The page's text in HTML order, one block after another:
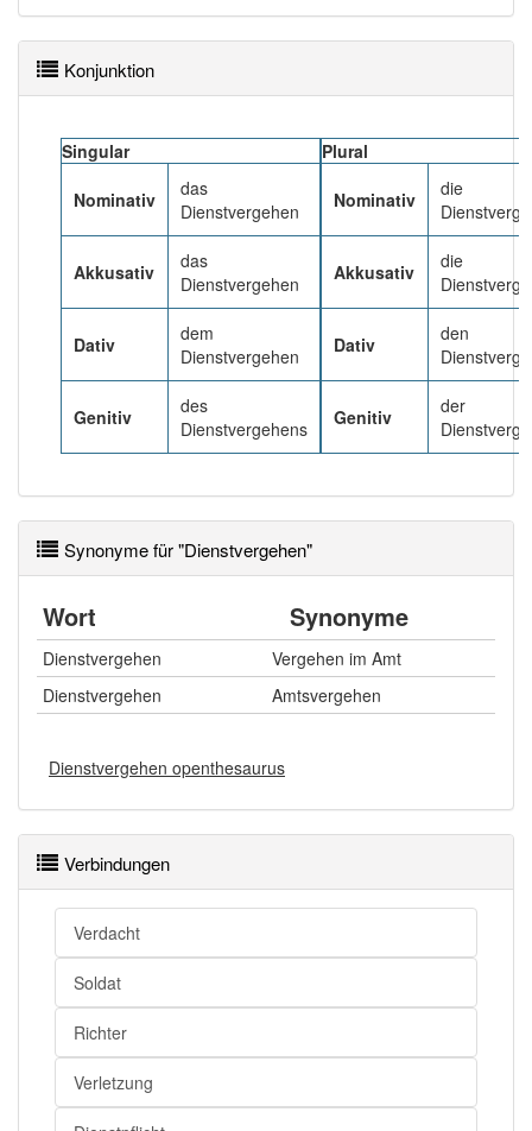
95% unserer Spielapp-Nutzer haben den Artikel
korrekt erraten.
Konjunktion
Singular
Nominativ
das
Dienstvergehen
Akkusativ
das
Dienstvergehen
Dativ
dem
Dienstvergehen
Genitiv
des
Dienstvergehens
Plural
Nominativ
die
Akkusativ
die
Dativ
den
Genitiv
der
Synonyme für "Dienstvergehen"
Wort Synonyme
Dienstvergehen
Vergehen im Amt
Dienstvergehen
Amtsvergehen
Dienstvergehen openthesaurus
Verbindungen
Verdacht
Soldat
Richter
Verletzung